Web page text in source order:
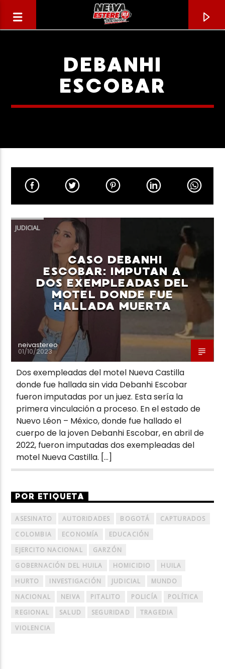
CANCIÓN ACTUAL
TÍTULO
ARTISTA
Neiva Estereo
DEBANHI
ESCOBAR
JUDICIAL
CASO DEBANHI
ESCOBAR: IMPUTAN A
DOS EXEMPLEADAS DEL
MOTEL DONDE FUE
HALLADA MUERTA
neivastereo
01/10/2023
Dos exempleadas del motel Nueva Castilla
donde fue hallada sin vida Debanhi Escobar
fueron imputadas por un juez. Esta sería la
primera vinculación a proceso. En el estado de
Nuevo Léon – México, donde fue hallado el
cuerpo de la joven Debanhi Escobar, en abril de
2022, fueron imputadas dos exempleadas del
motel Nueva Castilla. […]
POR ETIQUETA
ASESINATO AUTORIDADES BOGOTÁ
CAPTURADOS
COLOMBIA
ECONOMÍA
EDUCACIÓN
EJERCITO NACIONAL
GARZÓN
GOBERNACIÓN DEL HUILA
HOMICIDIO
HUILA
HURTO
INVESTIGACIÓN JUDICIAL
MUNDO
NACIONAL
NEIVA PITALITO POLICÍA
POLÍTICA
REGIONAL
SALUD SEGURIDAD
TRAGEDIA
VIOLENCIA